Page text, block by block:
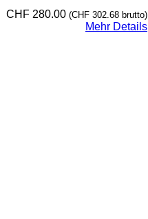
CHF280.00 (CHF302.68brutto)
Mehr Details